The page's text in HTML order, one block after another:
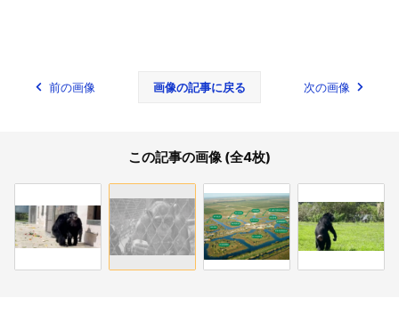
前の画像 画像の記事に戻る 次の画像
この記事の画像 (全4枚)